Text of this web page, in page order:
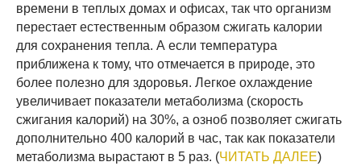
времени в теплых домах и офисах, так что организм
перестает естественным образом сжигать калории
для сохранения тепла. А если температура
приближена к тому, что отмечается в природе, это
более полезно для здоровья. Легкое охлаждение
увеличивает показатели метаболизма (скорость
сжигания калорий) на 30%, а озноб позволяет сжигать
дополнительно 400 калорий в час, так как показатели
метаболизма вырастают в 5 раз. (ЧИТАТЬ ДАЛЕЕ)